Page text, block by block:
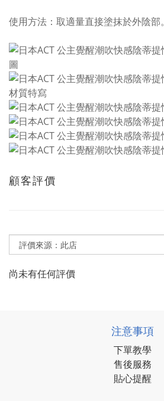
使用方法：取適量直接塗抹於外陰部。
顧客評價
尚未有任何評價
注意事項
下單教學
售後服務
貼心提醒